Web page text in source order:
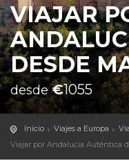
VIAJAR
DESDE
desde€1055
Inicio Viajes a Europa
Viajar por Andalucía Auténtica